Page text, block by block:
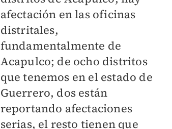
afectación en las oficinas
distritales,
fundamentalmente de
Acapulco; de ocho distritos
que tenemos en el estado de
Guerrero, dos están
reportando afectaciones
serias, el resto tienen que